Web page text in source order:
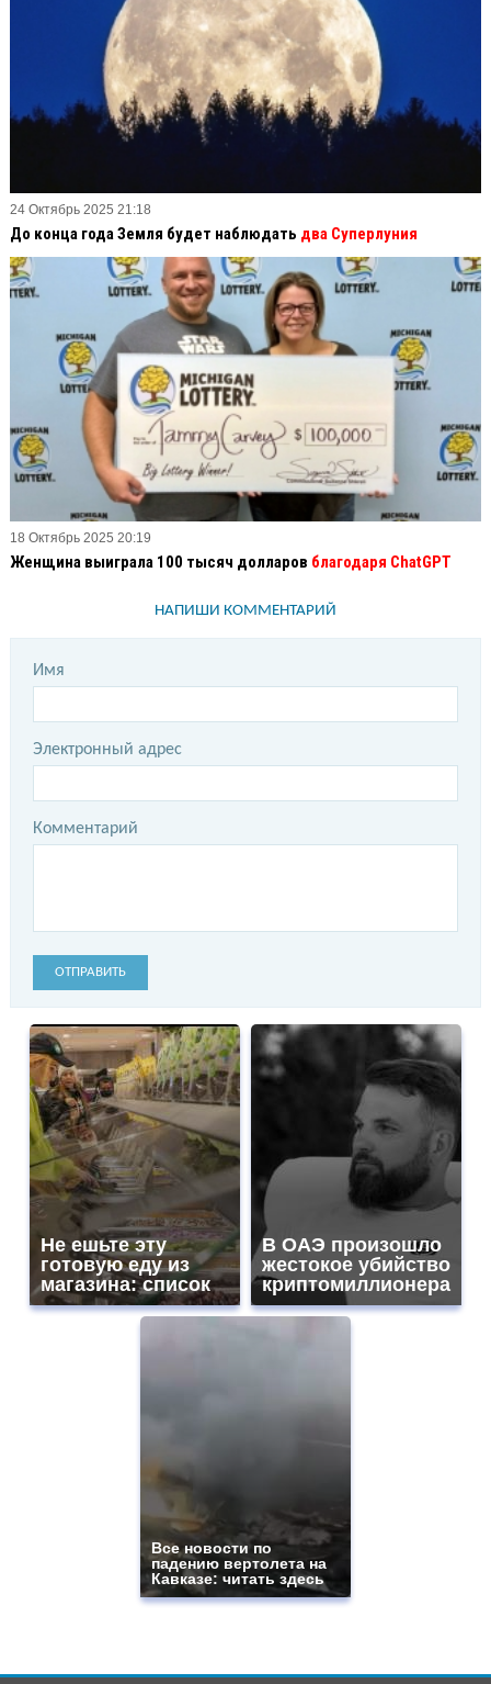
24 Октябрь 2025 21:18
До конца года Земля будет наблюдать два Суперлуния
18 Октябрь 2025 20:19
Женщина выиграла 100 тысяч долларов благодаря ChatGPT
НАПИШИ КОММЕНТАРИЙ
Имя
Электронный адрес
Комментарий
ОТПРАВИТЬ
Не ешьте эту
готовую еду из
магазина: список
В ОАЭ произошло
жестокое убийство
криптомиллионера
Все новости по
падению вертолета на
Кавказе: читать здесь